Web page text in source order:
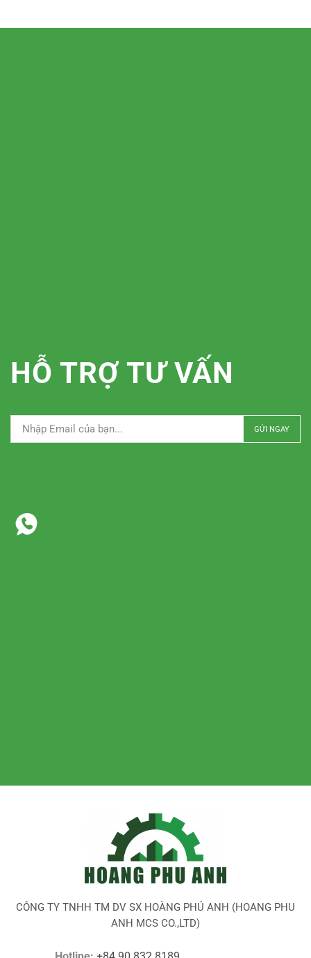
HỖ TRỢ TƯ VẤN
CÔNG TY TNHH TM DV SX HOÀNG PHÚ ANH (HOANG PHU
ANH MCS CO.,LTD)